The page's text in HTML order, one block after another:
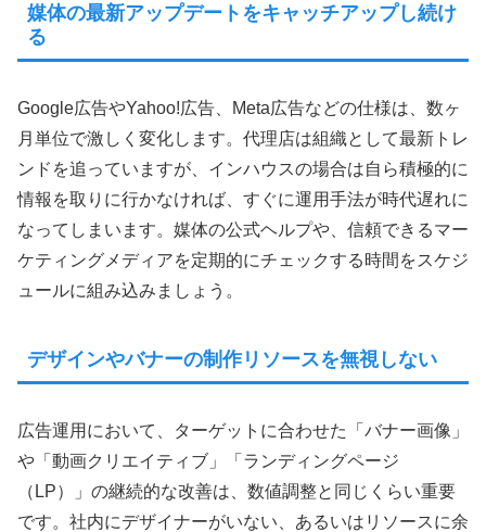
媒体の最新アップデートをキャッチアップし続け
る
Google広告やYahoo!広告、Meta広告などの仕様は、数ヶ
月単位で激しく変化します。代理店は組織として最新トレ
ンドを追っていますが、インハウスの場合は自ら積極的に
情報を取りに行かなければ、すぐに運用手法が時代遅れに
なってしまいます。媒体の公式ヘルプや、信頼できるマー
ケティングメディアを定期的にチェックする時間をスケジ
ュールに組み込みましょう。
デザインやバナーの制作リソースを無視しない
広告運用において、ターゲットに合わせた「バナー画像」
や「動画クリエイティブ」「ランディングページ
（LP）」の継続的な改善は、数値調整と同じくらい重要
です。社内にデザイナーがいない、あるいはリソースに余